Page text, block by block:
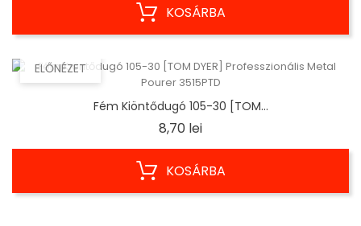
KOSÁRBA
ELŐNÉZET
Fém Kiöntődugó 105-30 [TOM...
8,70 leiÁr
KOSÁRBA